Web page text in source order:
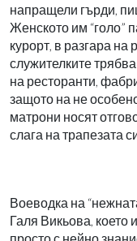
напращели гърди,
Женското им “голо”
курорт, в разгара на
служителките
на ресторанти,
защото на не
матрони носят
слага на трапезата
Воеводка на
Галя Викьова, което
просто с нейно